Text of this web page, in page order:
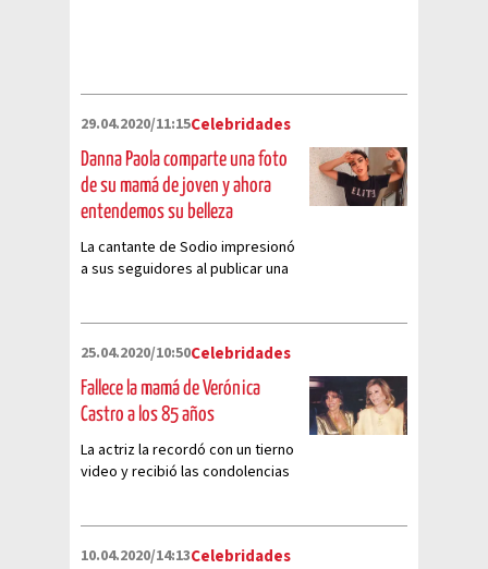
29.04.2020/11:15Celebridades
Danna Paola comparte una foto
de su mamá de joven y ahora
entendemos su belleza
La cantante de Sodio impresionó
a sus seguidores al publicar una
25.04.2020/10:50Celebridades
Fallece la mamá de Verónica
Castro a los 85 años
La actriz la recordó con un tierno
video y recibió las condolencias
10.04.2020/14:13Celebridades